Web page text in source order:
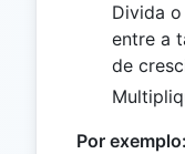
Divida
entre a
de
Por exemplo: